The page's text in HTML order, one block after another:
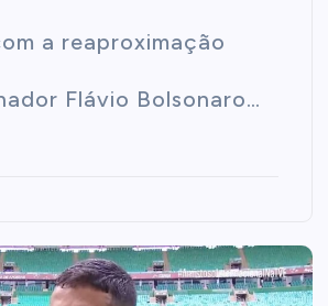
a reaproximação
Flávio Bolsonaro…